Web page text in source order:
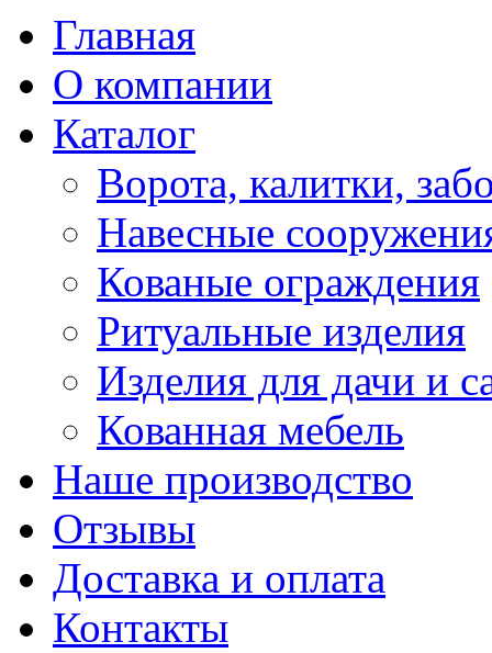
Главная
О компании
Каталог
Ворота, калитки,
Навесные
Кованые ограждения
Ритуальные изделия
Изделия для дачи и
Кованная мебель
Наше производство
Отзывы
Доставка и оплата
Контакты